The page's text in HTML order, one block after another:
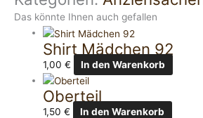
Das könnte Ihnen auch gefallen
Shirt Mädchen 92
1,00€ In den Warenkorb
Oberteil
1,50€ In den Warenkorb